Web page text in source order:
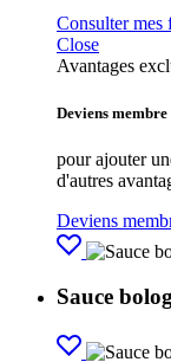
Consulter mes
Close
Avantages
Deviens
pour ajouter
d'autres
Deviens
Sauce